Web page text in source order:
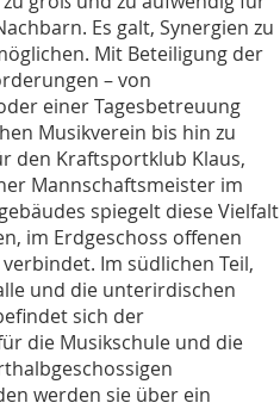
Es galt, Synergien zu
Mit Beteiligung der
– von
einer Tagesbetreuung
Musikverein bis hin zu
den Kraftsportklub Klaus,
Mannschaftsmeister im
spiegelt diese Vielfalt
im Erdgeschoss offenen
Im südlichen Teil,
und die unterirdischen
sich der
die Musikschule und die
werden sie über ein